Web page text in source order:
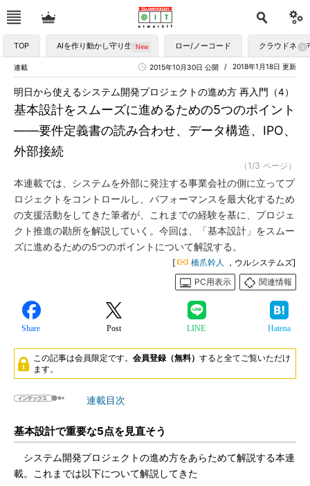
TOP AIを作り動かし守り生かす ロー/ノーコード クラウドネイ
連載 2018年1月18日 更新
2015年10月30日 公開
基本設計をスムーズに進めるための5つのポイント
――要件定義書の読み合わせ、データ構造、IPO、
外部接続
明日から使えるシステム開発プロジェクトの進め方 再入門（4）
（1/3 ページ）
本連載では、システムを外部に発注する事業会社の側に立ってプ
ロジェクトをコントロールし、パフォーマンスを最大化するため
の支援活動をしてきた筆者が、これまでの経験を基に、プロジェ
クト推進の勘所を解説していく。今回は、「基本設計」をスムー
ズに進めるための5つのポイントについて解説する。
[ 橋爪幹人
，ウルシステムズ]
PC用表示
関連情報
Share Post LINE Hatena
この記事は会員限定です。 会員登録（無料） すると全てご覧いただけ
ます。
連載目次
基本設計で重要な5点を見直そう
システム開発プロジェクトの進め方をあらためて解説する本連
載。これまでは以下について解説してきた